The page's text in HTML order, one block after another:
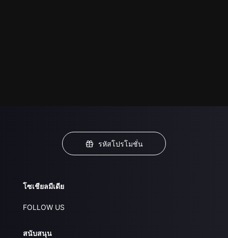
รหัสโปรโมชั่น
โซเชียลมีเดีย
FOLLOW US
สนับสนุน